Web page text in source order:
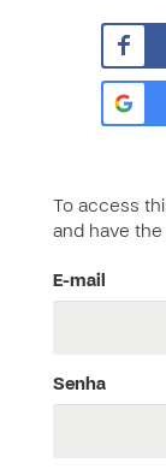
To access
and have
E-mail
Senha